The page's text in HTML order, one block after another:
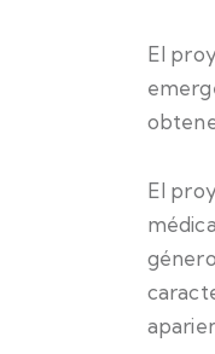
El
El